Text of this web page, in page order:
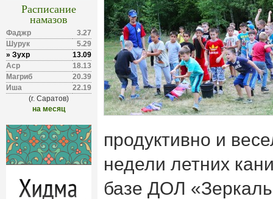
Расписание
намазов
Фаджр
3.27
Шурук
5.29
» Зухр
13.09
Аср
18.13
Магриб
20.39
Иша
22.19
(г. Саратов)
на месяц
продуктивно и
недели летних
базе ДОЛ